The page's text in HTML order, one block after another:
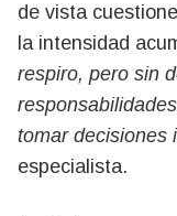
de vista
la intensidad
respiro, pero sin
tomar decisiones
especialista.